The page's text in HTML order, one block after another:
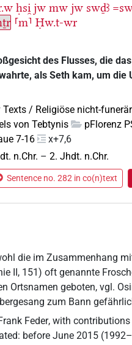
ḥsi̯ jw mw jw swḏꜣ
⸢m⸣ Ḥw.t-wr
des Flusses, die
als Seth kam, um
Texts / Religiöse nicht-
von Tebtynis
pFlorenz
7-16
x+7,6
n.Chr. –2. Jhdt. n.Chr.
Sentence no. 282 in co(n)text
die im Zusammenhang
II, 151) oft genannte
Ortsnamen geboten, vgl.
zum Bann
Feder,with contributions
: before June 2015